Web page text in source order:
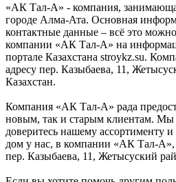
«АК Тал-А» - компания,
городе Алма-Ата. Основная
контактные данные – всё это
компании «АК Тал-А» на
портале Казахстана stroykz.su.
адресу пер. Казыбаева, 11,
Казахстан.
Компания «АК Тал-А» рада
новым, так и старым клиентам. Мы
доверитесь нашему ассортименту
дом у нас, в компании «АК Тал-А»,
пер. Казыбаева, 11, Жетысуский